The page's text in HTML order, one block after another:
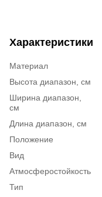
Характеристики
Материал
Высота диапазон, см
Ширина диапазон,
см
Длина диапазон, см
Положение
Вид
Атмосферостойкость
Тип